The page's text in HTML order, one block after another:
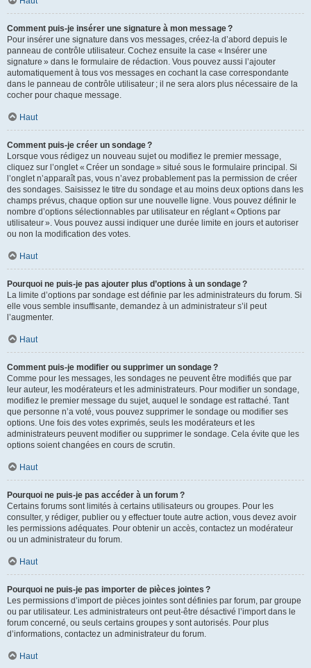
Comment puis-je insérer une signature à mon message ?
Pour insérer une signature dans vos messages, créez-la d’abord depuis le
panneau de contrôle utilisateur. Cochez ensuite la case « Insérer une
signature » dans le formulaire de rédaction. Vous pouvez aussi l’ajouter
automatiquement à tous vos messages en cochant la case correspondante
dans le panneau de contrôle utilisateur ; il ne sera alors plus nécessaire de la
cocher pour chaque message.
Haut
Comment puis-je créer un sondage ?
Lorsque vous rédigez un nouveau sujet ou modifiez le premier message,
cliquez sur l’onglet « Créer un sondage » situé sous le formulaire principal. Si
l’onglet n’apparaît pas, vous n’avez probablement pas la permission de créer
des sondages. Saisissez le titre du sondage et au moins deux options dans les
champs prévus, chaque option sur une nouvelle ligne. Vous pouvez définir le
nombre d’options sélectionnables par utilisateur en réglant « Options par
utilisateur ». Vous pouvez aussi indiquer une durée limite en jours et autoriser
ou non la modification des votes.
Haut
Pourquoi ne puis-je pas ajouter plus d’options à un sondage ?
La limite d’options par sondage est définie par les administrateurs du forum. Si
elle vous semble insuffisante, demandez à un administrateur s’il peut
l’augmenter.
Haut
Comment puis-je modifier ou supprimer un sondage ?
Comme pour les messages, les sondages ne peuvent être modifiés que par
leur auteur, les modérateurs et les administrateurs. Pour modifier un sondage,
modifiez le premier message du sujet, auquel le sondage est rattaché. Tant
que personne n’a voté, vous pouvez supprimer le sondage ou modifier ses
options. Une fois des votes exprimés, seuls les modérateurs et les
administrateurs peuvent modifier ou supprimer le sondage. Cela évite que les
options soient changées en cours de scrutin.
Haut
Pourquoi ne puis-je pas accéder à un forum ?
Certains forums sont limités à certains utilisateurs ou groupes. Pour les
consulter, y rédiger, publier ou y effectuer toute autre action, vous devez avoir
les permissions adéquates. Pour obtenir un accès, contactez un modérateur
ou un administrateur du forum.
Haut
Pourquoi ne puis-je pas importer de pièces jointes ?
Les permissions d’import de pièces jointes sont définies par forum, par groupe
ou par utilisateur. Les administrateurs ont peut-être désactivé l’import dans le
forum concerné, ou seuls certains groupes y sont autorisés. Pour plus
d’informations, contactez un administrateur du forum.
Haut